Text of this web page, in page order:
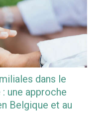
dans le
une approche
Belgique et au